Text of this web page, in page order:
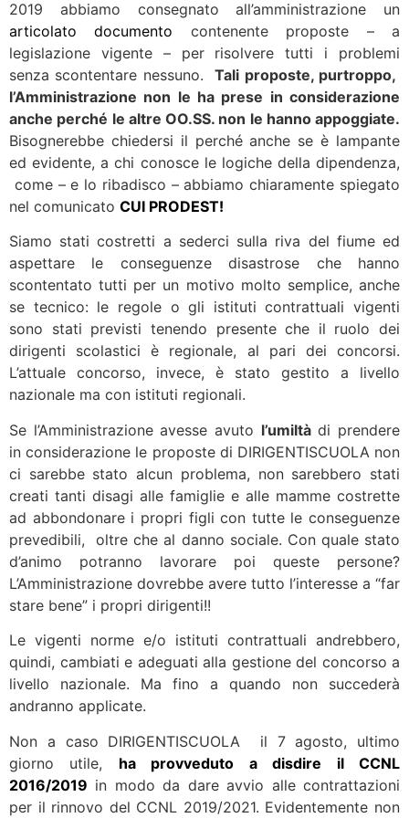
2019 abbiamo consegnato all’amministrazione un
articolato documento contenente proposte – a
legislazione vigente – per risolvere tutti i problemi
senza scontentare nessuno.Tali proposte, purtroppo,
l’Amministrazione non le ha prese in considerazione
anche perché le altre OO.SS. non le hanno appoggiate.
Bisognerebbe chiedersi il perché anche se è lampante
ed evidente, a chi conosce le logiche della dipendenza,
come – e lo ribadisco – abbiamo chiaramente spiegato
nel comunicato CUI PRODEST!
Siamo stati costretti a sederci sulla riva del fiume ed
aspettare le conseguenze disastrose che hanno
scontentato tutti per un motivo molto semplice, anche
se tecnico: le regole o gli istituti contrattuali vigenti
sono stati previsti tenendo presente che il ruolo dei
dirigenti scolastici è regionale, al pari dei concorsi.
L’attuale concorso, invece, è stato gestito a livello
nazionale ma con istituti regionali.
Se l’Amministrazione avesse avuto l’umiltàdi prendere
in considerazione le proposte di DIRIGENTISCUOLA non
ci sarebbe stato alcun problema, non sarebbero stati
creati tanti disagi alle famiglie e alle mamme costrette
ad abbondonare i propri figli con tutte le conseguenze
prevedibili, oltre che al danno sociale. Con quale stato
d’animo potranno lavorare poi queste persone?
L’Amministrazione dovrebbe avere tutto l’interesse a “far
stare bene” i propri dirigenti!!
Le vigenti norme e/o istituti contrattuali andrebbero,
quindi, cambiati e adeguati alla gestione del concorso a
livello nazionale. Ma fino a quando non succederà
andranno applicate.
Non a caso DIRIGENTISCUOLA il 7 agosto, ultimo
giorno utile, ha provveduto a disdire il CCNL
2016/2019 in modo da dare avvio alle contrattazioni
per il rinnovo del CCNL 2019/2021. Evidentemente non